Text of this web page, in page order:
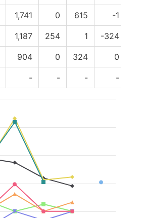
1,741 0 615 -1
1,187 254 1 -324
904 0 324 0
- - - -